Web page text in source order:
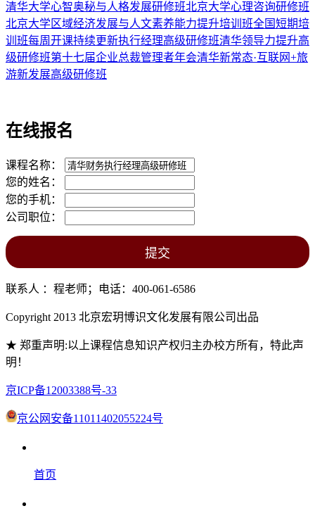
清华大学心智奥秘与人格发展研修班北京大学心理咨询研修班
北京大学区域经济发展与人文素养能力提升培训班全国短期培
训班每周开课持续更新执行经理高级研修班清华领导力提升高
级研修班第十七届企业总裁管理者年会清华新常态·互联网+旅
游新发展高级研修班
在线报名
课程名称：
您的姓名：
您的手机：
公司职位：
联系人 ：程老师；电话：400-061-6586
Copyright 2013 北京宏玥博识文化发展有限公司出品
★ 郑重声明:以上课程信息知识产权归主办校方所有，特此声
明！
京ICP备12003388号-33
京公网安备11011402055224号
首页